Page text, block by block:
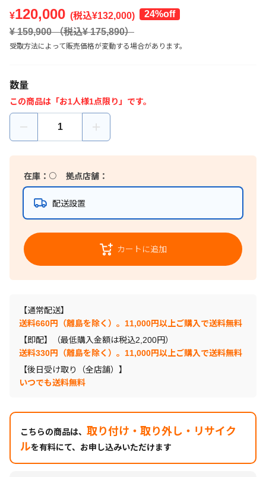
¥120,000 (税込¥132,000)
24%off
¥ 159,900（税込¥175,890）
受取方法によって販売価格が変動する場合があります。
数量
この商品は「お1人様1点限り」です。
在庫： 〇 拠点店舗：
配送設置
カートに追加
【通常配送】
送料660円（離島を除く）。11,000円以上ご購入で送料無料
【即配】（最低購入金額は税込2,200円）
送料330円（離島を除く）。11,000円以上ご購入で送料無料
【後日受け取り（全店舗）】
いつでも送料無料
こちらの商品は、 取り付け・取り外し・リサイク
ルを有料にて、お申し込みいただけます